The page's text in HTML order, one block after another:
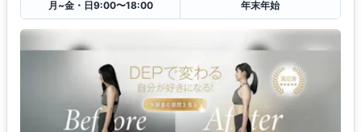
月~金・日9:00〜18:00
年末年始